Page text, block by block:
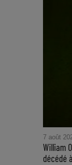
7 août
William
décédé